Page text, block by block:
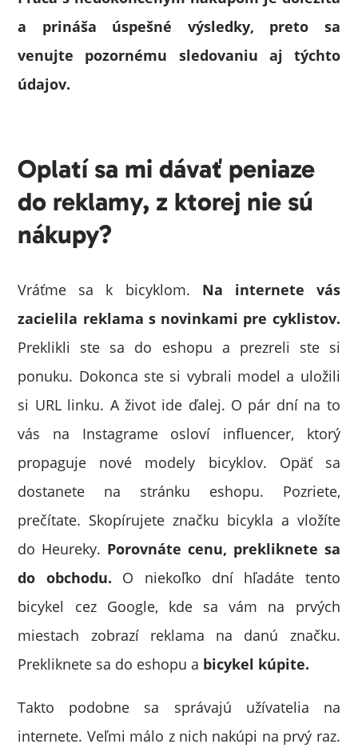
a prináša úspešné výsledky, preto sa
venujte pozornému sledovaniu aj týchto
údajov.
Oplatí sa mi dávať peniaze
do reklamy, z ktorej nie sú
nákupy?
Vráťme sa k bicyklom. Na internete vás
zacielila reklama s novinkami pre cyklistov.
Preklikli ste sa do eshopu a prezreli ste si
ponuku. Dokonca ste si vybrali model a uložili
si URL linku. A život ide ďalej. O pár dní na to
vás na Instagrame osloví influencer, ktorý
propaguje nové modely bicyklov. Opäť sa
dostanete na stránku eshopu. Pozriete,
prečítate. Skopírujete značku bicykla a vložíte
do Heureky. Porovnáte cenu, prekliknete sa
do obchodu. O niekoľko dní hľadáte tento
bicykel cez Google, kde sa vám na prvých
miestach zobrazí reklama na danú značku.
Prekliknete sa do eshopu a bicykel kúpite.
Takto podobne sa správajú užívatelia na
internete. Veľmi málo z nich nakúpi na prvý raz.